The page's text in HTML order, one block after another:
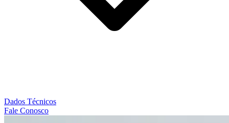
Dados Técnicos
Fale Conosco